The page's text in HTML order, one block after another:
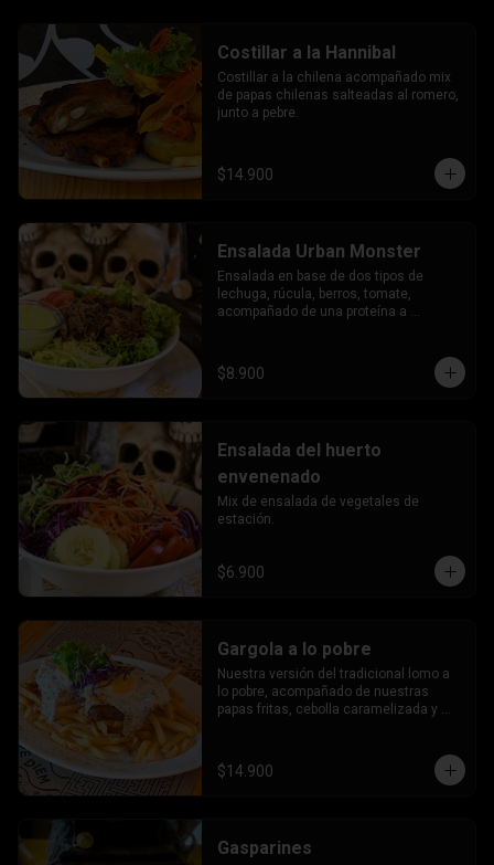
Costillar a la Hannibal
Costillar a la chilena acompañado mix
de papas chilenas salteadas al romero,
junto a pebre.
$14.900
Ensalada Urban Monster
Ensalada en base de dos tipos de
lechuga, rúcula, berros, tomate,
acompañado de una proteína a
$8.900
Ensalada del huerto
envenenado
Mix de ensalada de vegetales de
estación.
$6.900
Gargola a lo pobre
Nuestra versión del tradicional lomo a
lo pobre, acompañado de nuestras
papas fritas, cebolla caramelizada y
$14.900
Gasparines